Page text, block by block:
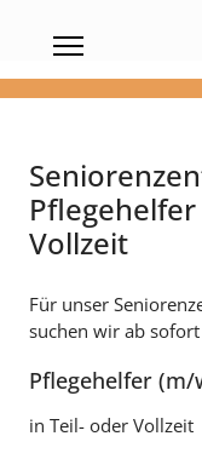
Vollzeit
Für unser
suchen wir ab sofort
Pflegehelfer (m/
in Teil- oder Vollzeit